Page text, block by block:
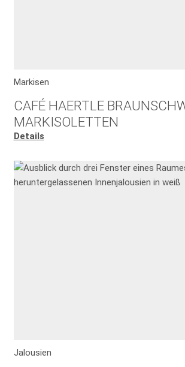
Markisen
CAFÉ HAERTLE
MARKISOLETTEN
Details
Jalousien